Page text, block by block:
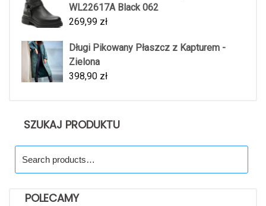
WL22617A Black 062
269,99 zł
Długi Pikowany Płaszcz z Kapturem -
Zielona
398,90 zł
SZUKAJ PRODUKTU
for:
POLECAMY